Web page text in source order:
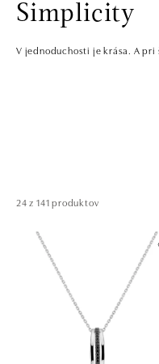
Simplicity
V jednoduchosti je krása. A
24 z 141 produktov